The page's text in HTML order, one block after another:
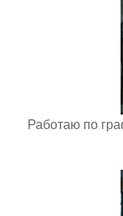
Работаю по